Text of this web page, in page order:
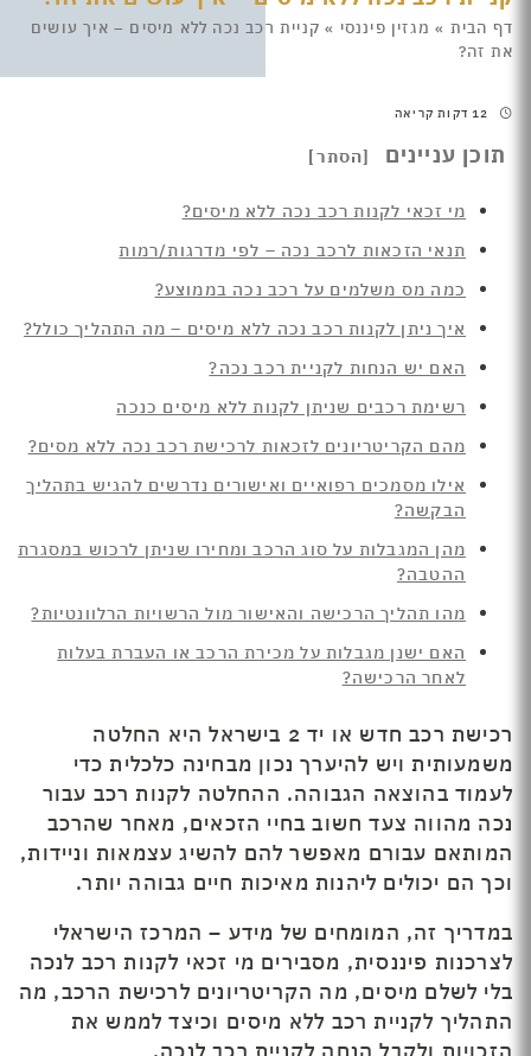
דף הבית » מגזין פיננסי »קניית רכב נכה ללא מיסים – איך עושים
את זה?
תוכן עניינים
מי זכאי לקנות רכב נכה ללא מיסים?
תנאי הזכאות לרכב נכה – לפי מדרגות/רמות
כמה מס משלמים על רכב נכה בממוצע?
איך ניתן לקנות רכב נכה ללא מיסים – מה התהליך כולל?
האם יש הנחות לקניית רכב נכה?
רשימת רכבים שניתן לקנות ללא מיסים כנכה
מהם הקריטריונים לזכאות לרכישת רכב נכה ללא מסים?
אילו מסמכים רפואיים ואישורים נדרשים להגיש בתהליך
הבקשה?
מהן המגבלות על סוג הרכב ומחירו שניתן לרכוש במסגרת
ההטבה?
מהו תהליך הרכישה והאישור מול הרשויות הרלוונטיות?
האם ישנן מגבלות על מכירת הרכב או העברת בעלות
לאחר הרכישה?
רכישת רכב חדש או יד 2 בישראל היא החלטה
משמעותית ויש להיערך נכון מבחינה כלכלית כדי
לעמוד בהוצאה הגבוהה. ההחלטה לקנות רכב עבור
נכה מהווה צעד חשוב בחיי הזכאים, מאחר שהרכב
המותאם עבורם מאפשר להם להשיג עצמאות וניידות,
וכך הם יכולים ליהנות מאיכות חיים גבוהה יותר.
במדריך זה, המומחים של מידע – המרכז הישראלי
לצרכנות פיננסית, מסבירים מי זכאי לקנות רכב לנכה
בלי לשלם מיסים, מה הקריטריונים לרכישת הרכב, מה
התהליך לקניית רכב ללא מיסים וכיצד לממש את